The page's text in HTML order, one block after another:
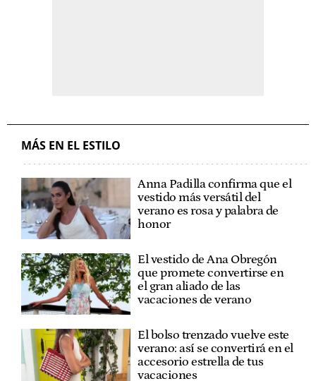
MÁS EN EL ESTILO
Anna Padilla confirma que el
vestido más versátil del
verano es rosa y palabra de
honor
El vestido de Ana Obregón
que promete convertirse en
el gran aliado de las
vacaciones de verano
El bolso trenzado vuelve este
verano: así se convertirá en el
accesorio estrella de tus
vacaciones